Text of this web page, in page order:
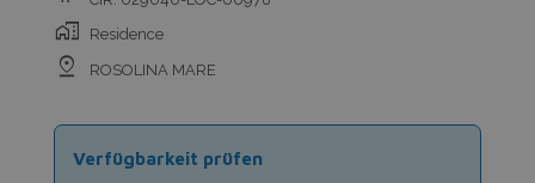
home_work Residence
pin_drop ROSOLINA MARE
Verfügbarkeit prüfen